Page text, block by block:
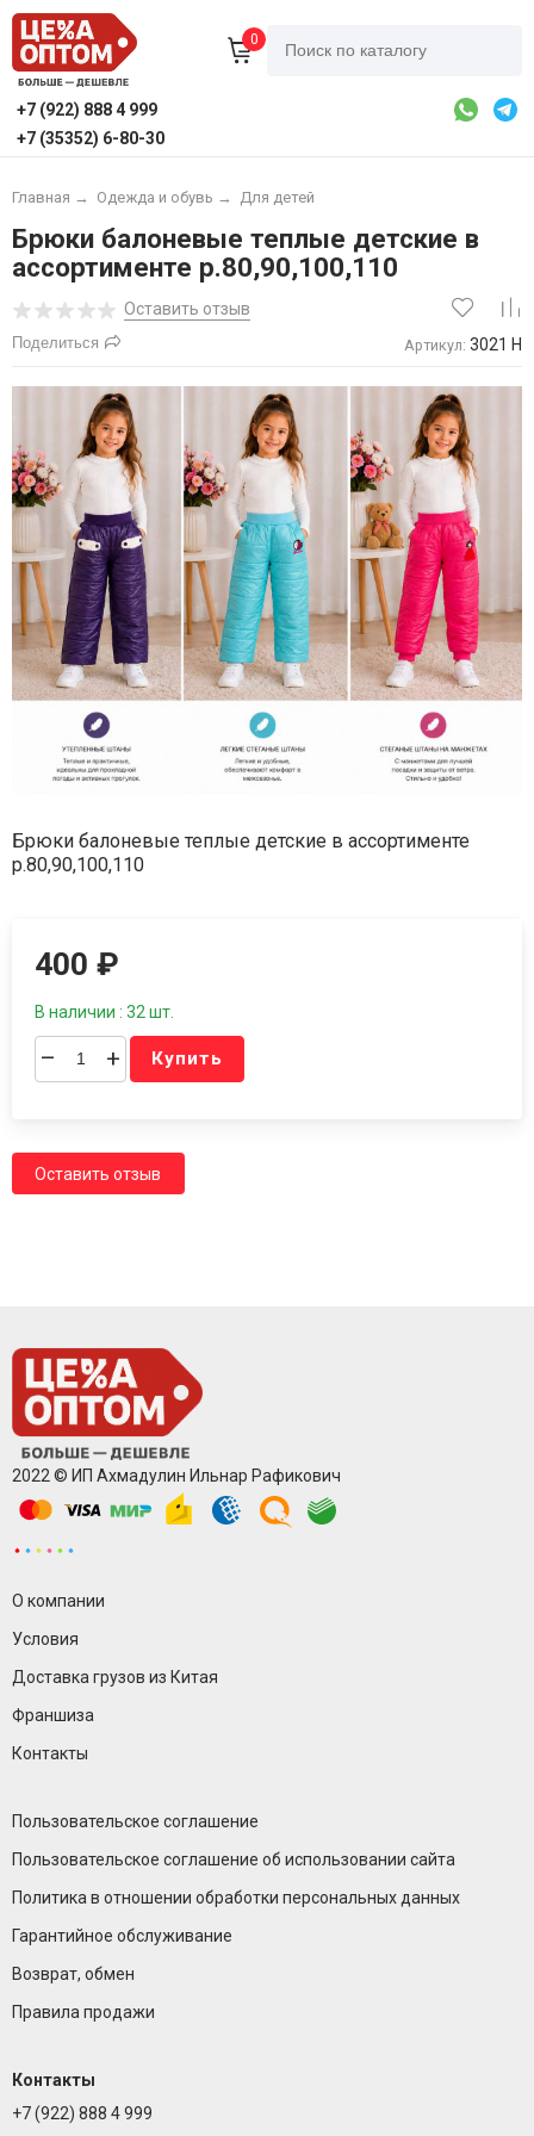
0
+7 (922) 888 4 999
+7 (35352) 6-80-30
Главная → Одежда и обувь → Для детей
Брюки балоневые теплые детские в
ассортименте р.80,90,100,110
Оставить отзыв
Поделиться Артикул: 3021 Н
Брюки балоневые теплые детские в ассортименте
р.80,90,100,110
400₽
В наличии : 32 шт.
– + Купить
Оставить отзыв
2022 © ИП Ахмадулин Ильнар Рафикович
О компании
Условия
Доставка грузов из Китая
Франшиза
Контакты
Пользовательское соглашение
Пользовательское соглашение об использовании сайта
Политика в отношении обработки персональных данных
Гарантийное обслуживание
Возврат, обмен
Правила продажи
Контакты
+7 (922) 888 4 999